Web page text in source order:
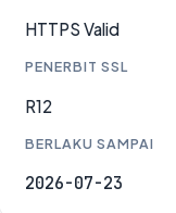
HTTPS Valid
PENERBIT SSL
R12
BERLAKU SAMPAI
2026-07-23